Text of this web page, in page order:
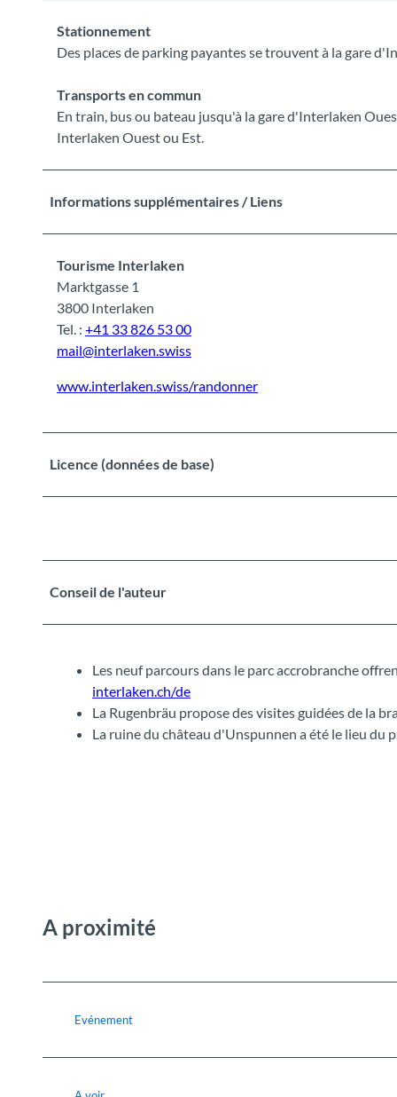
Stationnement
Des places de parking payantes se trouvent à la gare
Transports en commun
En train, bus ou bateau jusqu'à la gare d'Interlaken
Interlaken Ouest ou Est.
Informations supplémentaires / Liens
Tourisme Interlaken
Marktgasse 1
3800 Interlaken
Tel. : +41 33 826 53 00
mail@interlaken.swiss
www.interlaken.swiss/randonner
Licence (données de base)
Conseil de l'auteur
Les neuf parcours dans le parc accrobranche
interlaken.ch/de
La Rugenbräu propose des visites guidées de la
La ruine du château d'Unspunnen a été le lieu du
A proximité
Evénement